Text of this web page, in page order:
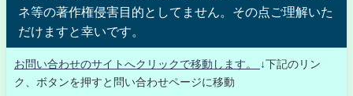
ネ等の著作権侵害目的としてません。その点ご理解いた
だけますと幸いです。
お問い合わせのサイトへクリックで移動します。
↓下記のリン
ク、ボタンを押すと問い合わせページに移動